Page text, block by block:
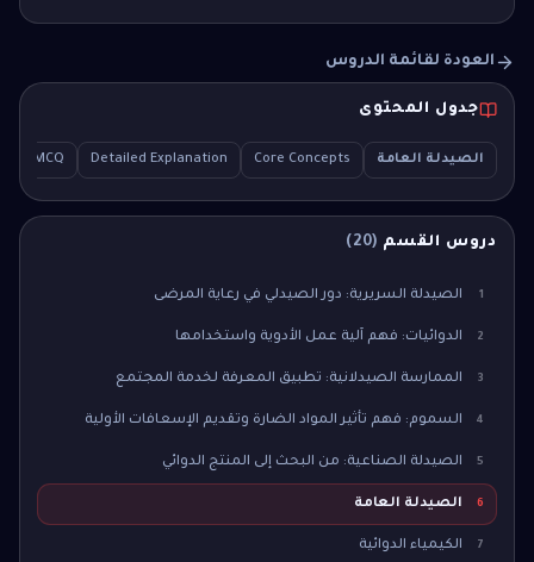
العودة لقائمة الدروس
جدول المحتوى
الصيدلة العامة Core Concepts
Detailed Explanation
MCQ
دروس القسم (
20
)
1 الصيدلة السريرية: دور الصيدلي في رعاية المرضى
2 الدوائيات: فهم آلية عمل الأدوية واستخدامها
3 الممارسة الصيدلانية: تطبيق المعرفة لخدمة المجتمع
4 السموم: فهم تأثير المواد الضارة وتقديم الإسعافات الأولية
5 الصيدلة الصناعية: من البحث إلى المنتج الدوائي
6 الصيدلة العامة
7 الكيمياء الدوائية